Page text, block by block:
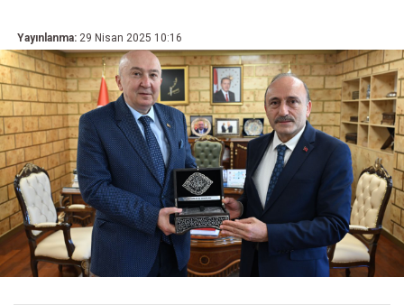
Yayınlanma: 29 Nisan 2025 10:16